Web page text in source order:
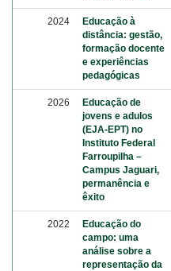
2024
Educação à
distância: gestão,
formação docente
e experiências
pedagógicas
2026
Educação de
jovens e adulos
(EJA-EPT) no
Instituto Federal
Farroupilha –
Campus Jaguari,
permanência e
êxito
2022
Educação do
campo: uma
análise sobre a
representação da